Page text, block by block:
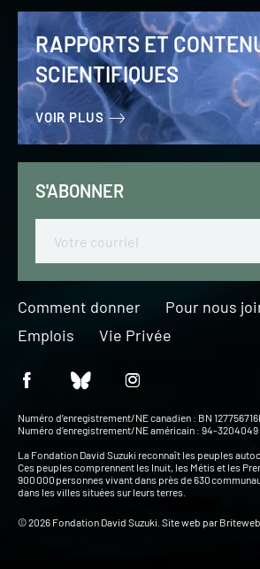
RAPPORTS ET
SCIENTIFIQUES
VOIR PLUS
S'ABONNER
Comment donner Pour nous
Emplois
Vie Privée
Numéro d’enregistrement/NE canadien : BN
Numéro d’enregistrement/NE américain : 94-3204049
La Fondation David Suzuki reconnaît les peuples
Ces peuples comprennent les Inuit, les Métis et les
900 000 personnes vivant dans près de 630
dans les villes situées sur leurs terres.
© 2026 Fondation David Suzuki. Site web par Briteweb